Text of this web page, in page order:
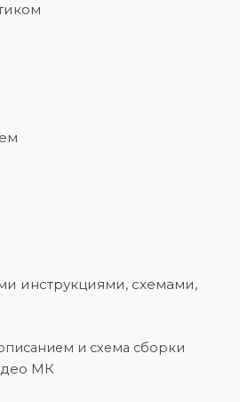
инструкциями, схемами,
и схема сборки
МК